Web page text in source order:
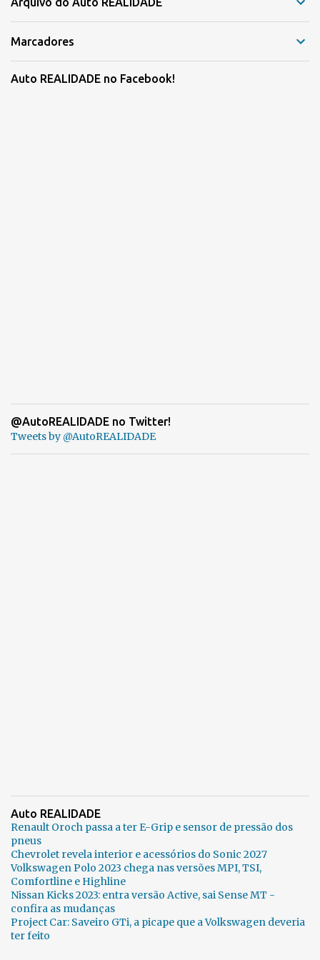
Marcadores
Auto REALIDADE no Facebook!
@AutoREALIDADE no Twitter!
Tweets by @AutoREALIDADE
Auto REALIDADE
Renault Oroch passa a ter E-Grip e sensor de pressão dos
pneus
Chevrolet revela interior e acessórios do Sonic 2027
Volkswagen Polo 2023 chega nas versões MPI, TSI,
Comfortline e Highline
Nissan Kicks 2023: entra versão Active, sai Sense MT -
confira as mudanças
Project Car: Saveiro GTi, a picape que a Volkswagen deveria
ter feito